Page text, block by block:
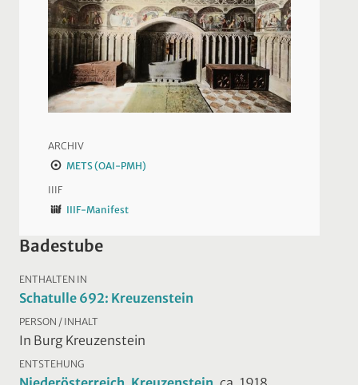
ARCHIV
METS (OAI-PMH)
IIIF
IIIF-Manifest
Badestube
ENTHALTEN IN
Schatulle 692: Kreuzenstein
PERSON / INHALT
In Burg Kreuzenstein
ENTSTEHUNG